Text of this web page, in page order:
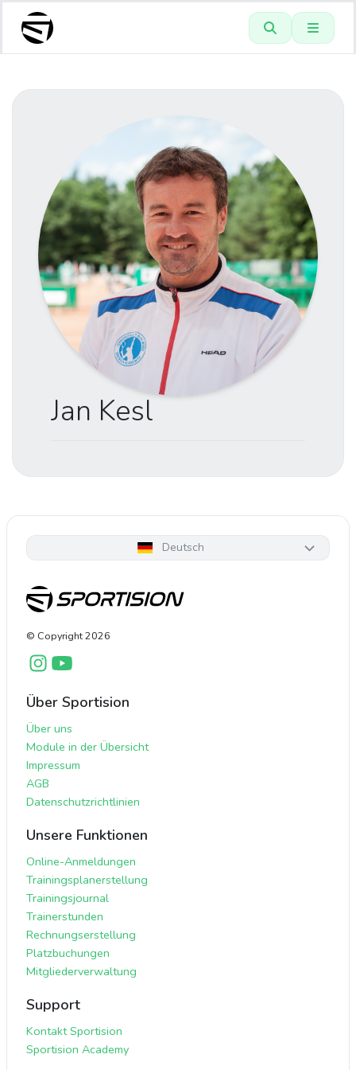
Jan Kesl
Deutsch
© Copyright2026
Über Sportision
Über uns
Module in der Übersicht
Impressum
AGB
Datenschutzrichtlinien
Unsere Funktionen
Online-Anmeldungen
Trainingsplanerstellung
Trainingsjournal
Trainerstunden
Rechnungserstellung
Platzbuchungen
Mitgliederverwaltung
Support
Kontakt Sportision
Sportision Academy